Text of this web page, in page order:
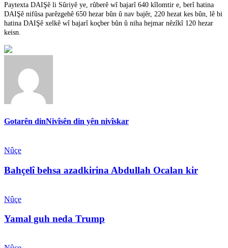
Paytexta DAIŞê li Sûriyê ye, rûberê wî bajarî 640 kîlomtir e, berî hatina
DAIŞê nifûsa parêzgehê 650 hezar bûn û nav bajêr, 220 hezat kes bûn, lê bi
hatina DAIŞê xelkê wî bajarî koçber bûn û niha hejmar nêzîkî 120 hezar
keisn.
Gotarên dinNivîsên din yên nivîskar
Nûçe
Bahçelî behsa azadkirina Abdullah Ocalan kir
Nûçe
Yamal guh neda Trump